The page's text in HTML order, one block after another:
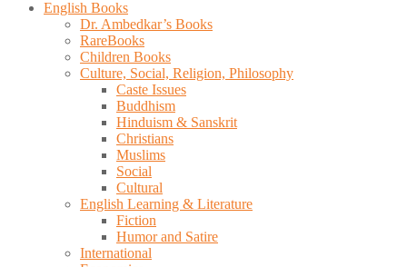
English Books
Dr. Ambedkar’s Books
RareBooks
Children Books
Culture, Social, Religion, Philosophy
Caste Issues
Buddhism
Hinduism & Sanskrit
Christians
Muslims
Social
Cultural
English Learning & Literature
Fiction
Humor and Satire
International